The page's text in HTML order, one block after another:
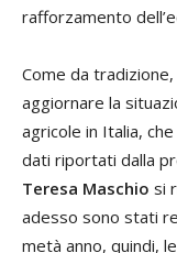
rafforzamento
Come da tradizione,
aggiornare la
agricole in Italia,
dati riportati dalla
Teresa Maschio si
adesso sono stati
metà anno, quindi,